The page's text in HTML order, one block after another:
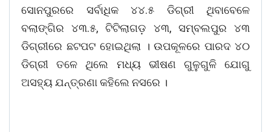
ସୋନପୁରରେ ସର୍ବାଧିକ ୪୪.୫ ଡିଗ୍ରୀ ଥିବାବେଳେ
ବଲାଙ୍ଗିର ୪୩.୫, ଟିଟିଲାଗଡ଼ ୪୩, ସମ୍ବଲପୁର ୪୩
ଡିଗ୍ରୀରେ ଛଟପଟ ହୋଇଥିଲା । ଉପକୂଳରେ ପାରଦ ୪୦
ଡିଗ୍ରୀ ତଳେ ଥିଲେ ମଧ୍ୟ ଭୀଷଣ ଗୁଳୁଗୁଳି ଯୋଗୁ
ଅସହ୍ୟ ଯନ୍ତ୍ରଣା କହିଲେ ନସରେ ।